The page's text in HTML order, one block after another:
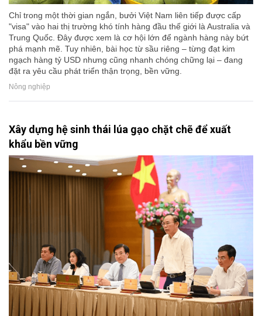
Chỉ trong một thời gian ngắn, bưởi Việt Nam liên tiếp được cấp
"visa" vào hai thị trường khó tính hàng đầu thế giới là Australia và
Trung Quốc. Đây được xem là cơ hội lớn để ngành hàng này bứt
phá mạnh mẽ. Tuy nhiên, bài học từ sầu riêng – từng đạt kim
ngạch hàng tỷ USD nhưng cũng nhanh chóng chững lại – đang
đặt ra yêu cầu phát triển thận trọng, bền vững.
Nông nghiệp
Xây dựng hệ sinh thái lúa gạo chặt chẽ để xuất
khẩu bền vững